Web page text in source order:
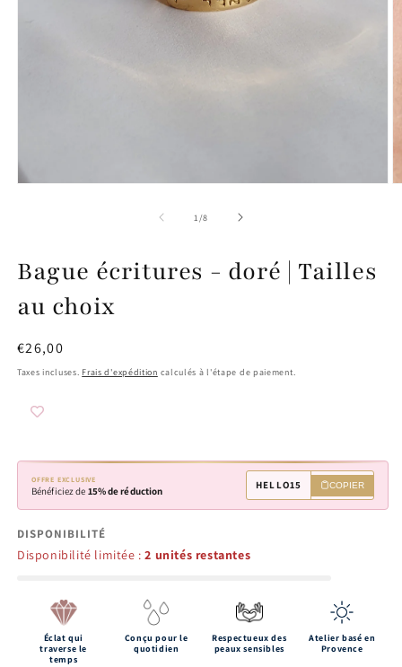
fenêtre
modale
1/de
8
Bague écritures - doré | Tailles
au choix
Prix
habituel
€26,00
Taxes incluses. Frais d'expédition calculés à l'étape de paiement.
OFFRE EXCLUSIVE
Bénéficiez de 15% de réduction HELLO15 COPIER
DISPONIBILITÉ
Disponibilité limitée :2 unités restantes
Éclat qui
traverse le
temps
Conçu pour le
quotidien
Respectueux des
peaux sensibles
Atelier basé en
Provence